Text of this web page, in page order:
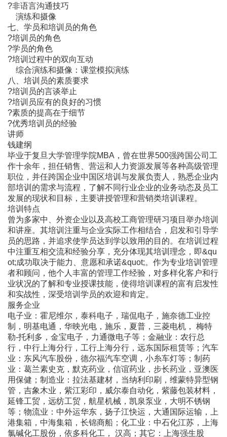
?非语言沟通技巧
演练和摄像
七、学员和培训员的角色
?培训员的角色
?学员的角色
?培训过程中的双向互动
综合演练和摄像：课堂模拟演练
八、培训员的素质要求
?培训员的言谈举止
?培训员应有的良好的习惯
?素质的提高在于细节
?优秀培训员的经验
讲师
钱建纲
毕业于复旦大学管理学院MBA，曾在世界500强跨国公司工
作十余年，担任销售、营运和人力资源发展等各种高级管理
职位，并任跨国企业中国区培训与发展负责人，熟悉企业内
部培训的需求与流程，了解不同行业企业的业务动态及员工
发展的现状和目标，主要讲授管理和营销类培训课程。
培训特点
曾为多家中、外资企业以及高校工商管理研习项目举办培训
和讲座。其培训注重与企业实际工作相结合，启发和引导学
员的思路，并追求使学员达到学以致用的目的。在培训过程
中注重互相交流和经验分享，充分体现其培训理念，即&qu
ot;成功取决于能力、意愿和承诺&quot;。作为专业培训管理
者和顾问，他个人丰富的管理工作经验，对多样化客户和行
业状况的了解和专业授课技能，使得培训课程的富有启发性
和实战性，深受培训学员的欢迎和肯定。
服务企业
电子业：霍尼维尔，泰科电子，瑞侃电子，施奈德工业控
制，明基电通，华映光电，施乐，夏普，三菱电机， 梅特
勒-托利多，金宝电子，力通微电子等；金融业：农行总
行，中行上海分行，工行上海分行，远东国际租赁等；汽车
业：东风汽车股份，德尔福汽车空调，小糸车灯等；制药
业：葛兰素史克，默克药业，信谊药业，步长药业，亚澳医
用保健；制造业：拉法基建材，当纳利印刷，维蒙特异型钢
管，吉象木业，紫江彩印，威尔泰自动化，紫藤包装材料，
延锋工贸，远纺工贸，航星机械，凯泉泵业，大明不锈钢
等；物流业：中外运华东，扬子江快运，大通国际运输，上
港集箱，中海集箱，长锦商船；化工业：中石化江苏，上海
氯碱化工股份，依多科化工， 汉高；其它：上海强生股